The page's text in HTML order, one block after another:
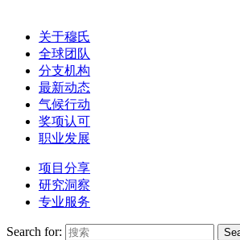
关于穆氏
全球团队
分支机构
最新动态
气候行动
奖项认可
职业发展
项目分享
研究洞察
专业服务
Search for: